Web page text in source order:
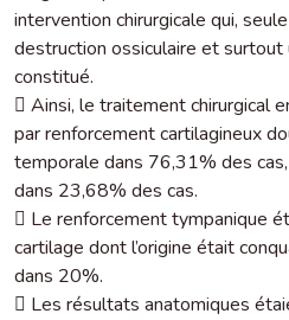
intervention chirurgicale qui,
destruction ossiculaire et
constitué.
 Ainsi, le traitement chirurgical
par renforcement cartilagineux
temporale dans 76,31% des
dans 23,68% des cas.
 Le renforcement tympanique
cartilage dont l’origine était
dans 20%.
 Les résultats anatomiques